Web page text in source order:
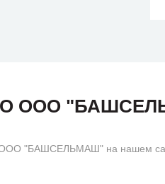
ООО
ООО "БАШСЕЛЬМАШ" на нашем